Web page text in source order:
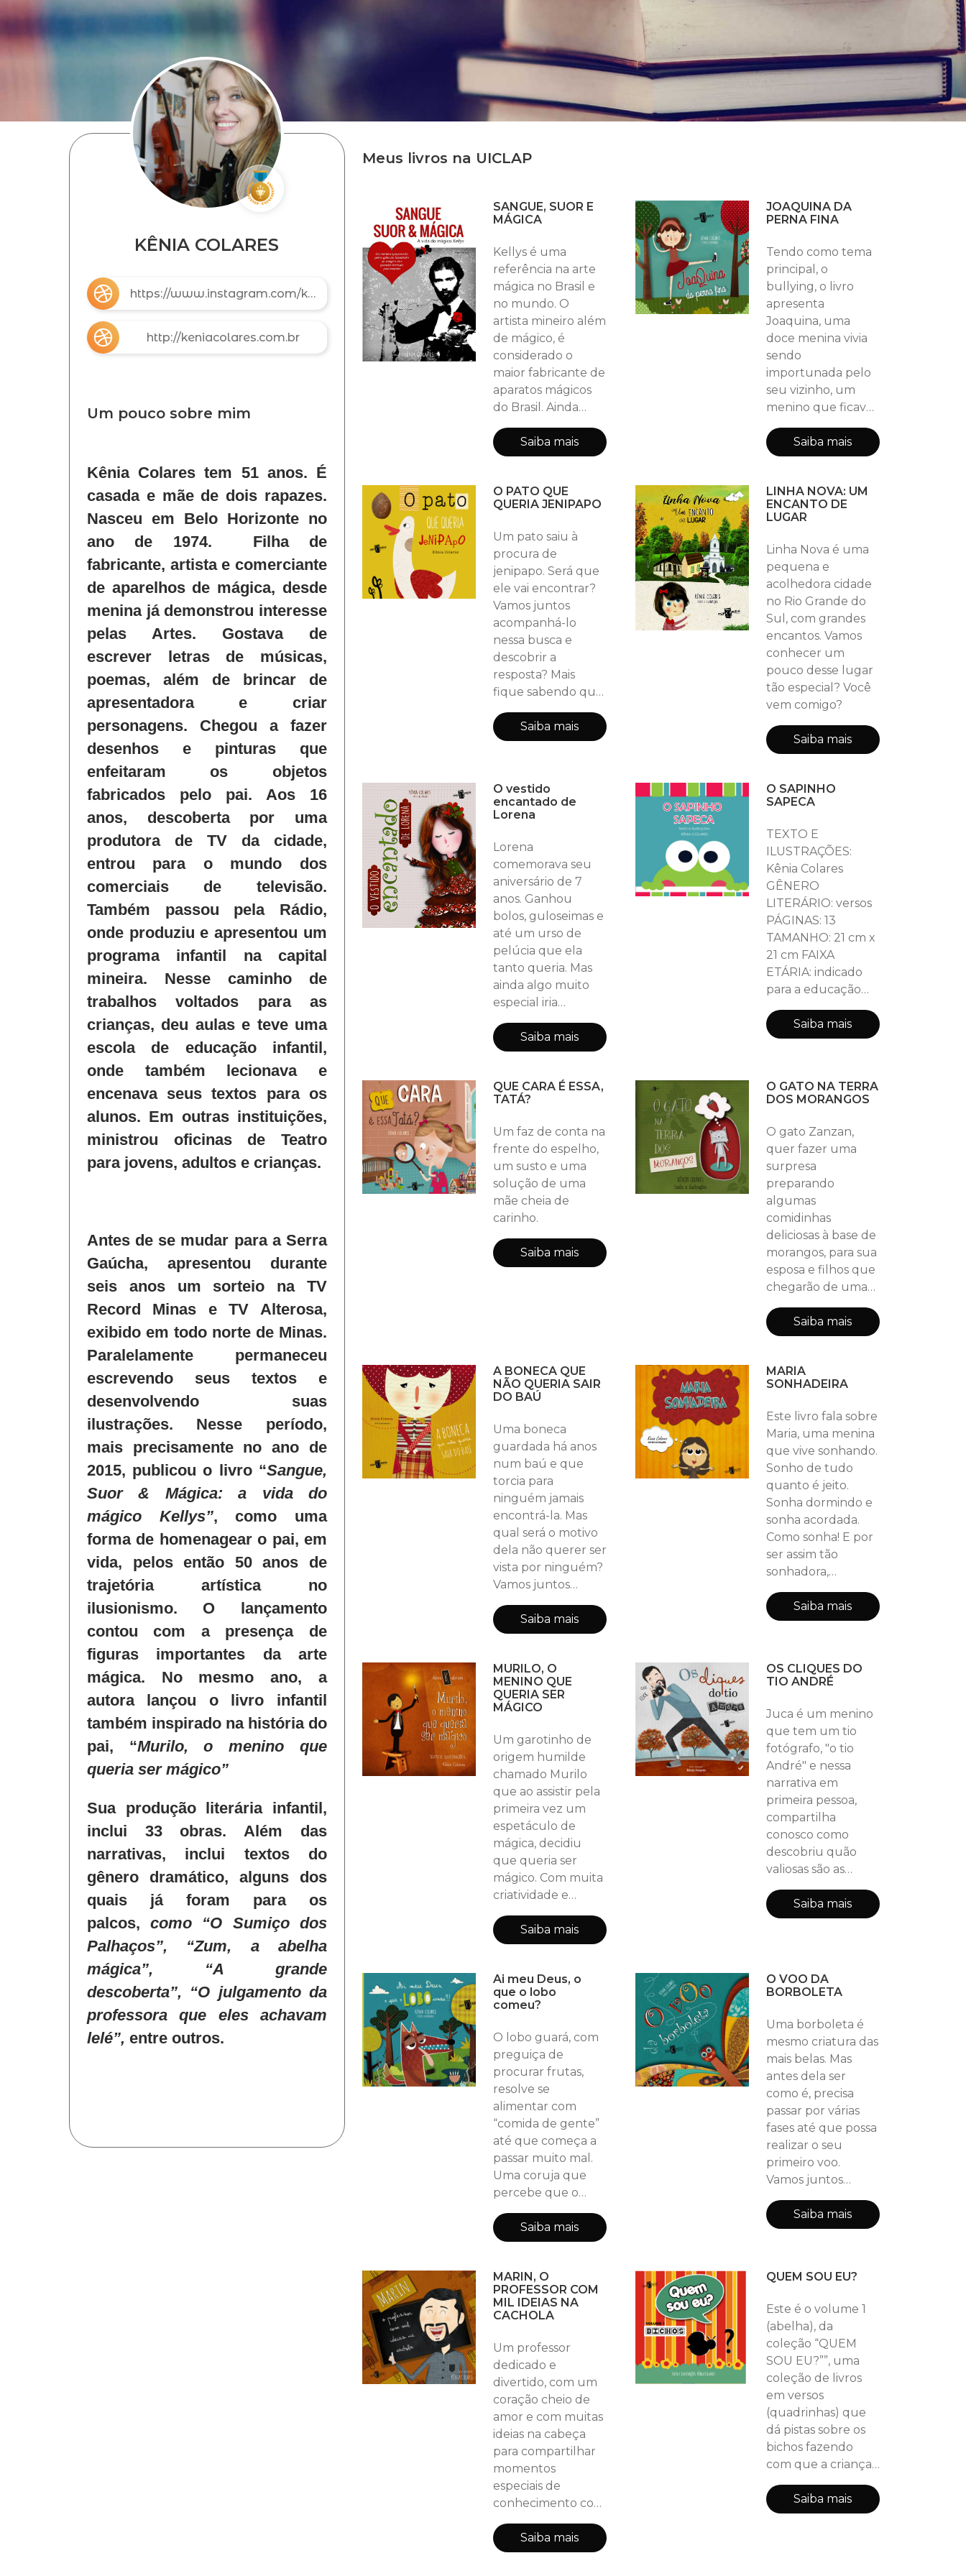
KÊNIA COLARES
https://www.instagram.com/keniacolaresabrakabrum/
http://keniacolares.com.br
Um pouco sobre mim
Kênia Colares tem 51 anos. É
casada e mãe de dois rapazes.
Nasceu em Belo Horizonte no
ano de 1974. Filha de
fabricante, artista e comerciante
de aparelhos de mágica, desde
menina já demonstrou interesse
pelas Artes. Gostava de
escrever letras de músicas,
poemas, além de brincar de
apresentadora e criar
personagens. Chegou a fazer
desenhos e pinturas que
enfeitaram os objetos
fabricados pelo pai. Aos 16
anos, descoberta por uma
produtora de TV da cidade,
entrou para o mundo dos
comerciais de televisão.
Também passou pela Rádio,
onde produziu e apresentou um
programa infantil na capital
mineira. Nesse caminho de
trabalhos voltados para as
crianças, deu aulas e teve uma
escola de educação infantil,
onde também lecionava e
encenava seus textos para os
alunos. Em outras instituições,
ministrou oficinas de Teatro
para jovens, adultos e crianças.
Antes de se mudar para a Serra
Gaúcha, apresentou durante
seis anos um sorteio na TV
Record Minas e TV Alterosa,
exibido em todo norte de Minas.
Paralelamente permaneceu
escrevendo seus textos e
desenvolvendo suas
ilustrações. Nesse período,
mais precisamente no ano de
2015, publicou o livro “Sangue,
Suor & Mágica: a vida do
mágico Kellys”, como uma
forma de homenagear o pai, em
vida, pelos então 50 anos de
trajetória artística no
ilusionismo. O lançamento
contou com a presença de
figuras importantes da arte
mágica. No mesmo ano, a
autora lançou o livro infantil
também inspirado na história do
pai, “Murilo, o menino que
queria ser mágico”
Sua produção literária infantil,
inclui 33 obras. Além das
narrativas, inclui textos do
gênero dramático, alguns dos
quais já foram para os
palcos,como “O Sumiço dos
Palhaços”, “Zum, a abelha
mágica”, “A grande
descoberta”, “O julgamento da
professora que eles achavam
lelé”, entre outros.
Meus livros na UICLAP
SANGUE, SUOR E
MÁGICA
Kellys é uma
referência na arte
mágica no Brasil e
no mundo. O
artista mineiro além
de mágico, é
considerado o
maior fabricante de
aparatos mágicos
do Brasil. Ainda
garoto aprendeu a
fabricar números
de mágica. Seus
estiveram em lojas
do ramo em Las
Vegas. É dono da
loja Castelo das
Mágicas, existente
há quase quarenta
anos em Belo
Horizonte. Sua
história de vida que
se mistura à arte
Saiba mais
JOAQUINA DA
PERNA FINA
Tendo como tema
principal, o
bullying, o livro
apresenta
Joaquina, uma
doce menina vivia
sendo
importunada pelo
seu vizinho, um
menino que ficava
caçoando de suas
pernas.Saiba mais
O PATO QUE
QUERIA JENIPAPO
Um pato saiu à
procura de
jenipapo. Será que
ele vai encontrar?
Vamos juntos
acompanhá-lo
nessa busca e
descobrir a
resposta? Mais
fique sabendo que
durante nossas
buscas, algumas
vezes podemos
aquelas que
procuramos.
Saiba mais
LINHA NOVA: UM
ENCANTO DE
LUGAR
Linha Nova é uma
pequena e
acolhedora cidade
no Rio Grande do
Sul, com grandes
encantos. Vamos
conhecer um
pouco desse lugar
tão especial? Você
vem comigo?
Saiba mais
O vestido
encantado de
Lorena
Lorena
comemorava seu
aniversário de 7
anos. Ganhou
bolos, guloseimas e
até um urso de
pelúcia que ela
tanto queria. Mas
ainda algo muito
especial iria
acontecer. Uma
pequena história
que nos leva a
nossas ações
podem trazer
encanto e lindas
surpresas a nossa
vida.
Saiba mais
O SAPINHO
SAPECA
TEXTO E
ILUSTRAÇÕES:
Kênia Colares
GÊNERO
LITERÁRIO: versos
PÁGINAS: 13
TAMANHO: 21 cm x
21 cm FAIXA
ETÁRIA: indicado
para a educação
infantil, para
crianças em fase de
alfabetização. TIPO
cores vivas e
sombreamento,
texturas, etc) a fim
de ajudar a criança
a focar a visão
enquanto ela ainda
está se
desenvolvendo.
TIPO DE LETRA:
BASTÃO ( CAIXA
ALTA)
Saiba mais
QUE CARA É ESSA,
TATÁ?
Um faz de conta na
frente do espelho,
um susto e uma
solução de uma
mãe cheia de
carinho.
Saiba mais
O GATO NA TERRA
DOS MORANGOS
O gato Zanzan,
quer fazer uma
surpresa
preparando
algumas
comidinhas
deliciosas à base de
morangos, para sua
esposa e filhos que
chegarão de uma
longa viagem. Mas
ele não encontra
morangos na sua
Dona Borboleta
viajada que só ela,
avisa ao gato sobre
a existência da
Terra dos Morangos
e o ajuda a chegar
até lá. Porém, ele
precisa ir e voltar a
tempo de preparar
suas receitas ante
Saiba mais
A BONECA QUE
NÃO QUERIA SAIR
DO BAÚ
Uma boneca
guardada há anos
num baú e que
torcia para
ninguém jamais
encontrá-la. Mas
qual será o motivo
dela não querer ser
vista por ninguém?
Vamos juntos
passear por essa
história que nos
fala sobre
imperfeições?
Saiba mais
MARIA
SONHADEIRA
Este livro fala sobre
Maria, uma menina
que vive sonhando.
Sonho de tudo
quanto é jeito.
Sonha dormindo e
sonha acordada.
Como sonha! E por
ser assim tão
sonhadora,
recebeu do pai o
apelido de Maria
Sonhadeira. Maria
de tanto ler, sua
ainda mais longe,
fazendo-a sonhar
mais e mais.
Saiba mais
MURILO, O
MENINO QUE
QUERIA SER
MÁGICO
Um garotinho de
origem humilde
chamado Murilo
que ao assistir pela
primeira vez um
espetáculo de
mágica, decidiu
que queria ser
mágico. Com muita
criatividade e
perseverança ele
realizou o seu
sonho. A história foi
importante mágico
e fabricante de
Kellys (nome
artístico). É um livro
que fala sobretudo
de SONHOS,
mostrando ao
pequeno leitor que
é possível realiz
Saiba mais
OS CLIQUES DO
TIO ANDRÉ
Juca é um menino
que tem um tio
fotógrafo, "o tio
André" e nessa
narrativa em
primeira pessoa,
compartilha
conosco como
descobriu quão
valiosas são as
imagens registradas
pelas lentes de
uma câmera.
Saiba mais
Ai meu Deus, o
que o lobo
comeu?
O lobo guará, com
preguiça de
procurar frutas,
resolve se
alimentar com
“comida de gente”
até que começa a
passar muito mal.
Uma coruja que
percebe que o
lobo não está nada
bem chama o
“médico dos
doutor chega, o
lobo já sofreu várias
alterações na
conta do que havia
comido. O médico
arruma um jeito
tirar a comida do
seu estômago e o
lobo melhora e
recupera sua ap
Saiba mais
O VOO DA
BORBOLETA
Uma borboleta é
mesmo criatura das
mais belas. Mas
antes dela ser
como é, precisa
passar por várias
fases até que possa
realizar o seu
primeiro voo.
Vamos juntos
acompanhar essa
transformação e
ver o que ela tem a
Saiba mais
MARIN, O
PROFESSOR COM
MIL IDEIAS NA
CACHOLA
Um professor
dedicado e
divertido, com um
coração cheio de
amor e com muitas
ideias na cabeça
para compartilhar
momentos
especiais de
conhecimento com
os seus alunos. E
ele tem uma
grande ideia para
Saiba mais
QUEM SOU EU?
Este é o volume 1
(abelha), da
coleção “QUEM
SOU EU?””, uma
coleção de livros
em versos
(quadrinhas) que
dá pistas sobre os
bichos fazendo
com que a criança
a partir delas,
descubra o
bichinho que
Saiba mais